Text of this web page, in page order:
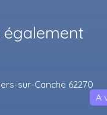
également